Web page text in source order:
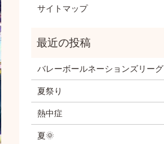
サイトマップ
バレーボールネーションズリーグ
夏祭り
熱中症
夏🌞